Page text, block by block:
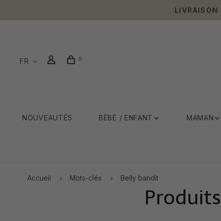
LIVRAISON
FR 0
NOUVEAUTÉS BÉBÉ / ENFANT MAMAN
Accueil Mots-clés Belly bandit